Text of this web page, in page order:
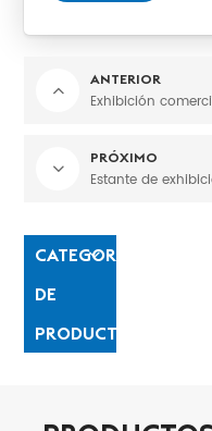
ANTERIOR
Exhibición
PRÓXIMO
Estante de
CATEGORÍAS
DE
PRODUCTO